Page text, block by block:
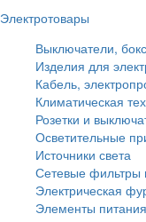
Электротовары
Выключатели,
Изделия для
Кабель,
Климатическая
Розетки и
Осветительные
Источники света
Сетевые фильтры
Электрическая
Элементы